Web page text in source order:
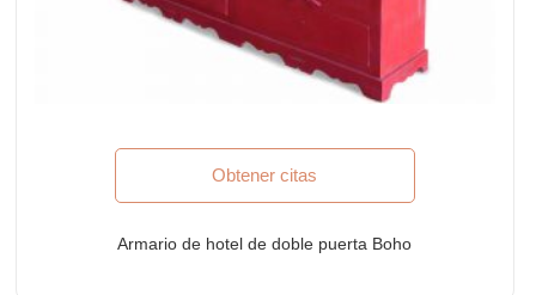
Obtener citas
Armario de hotel de doble puerta Boho